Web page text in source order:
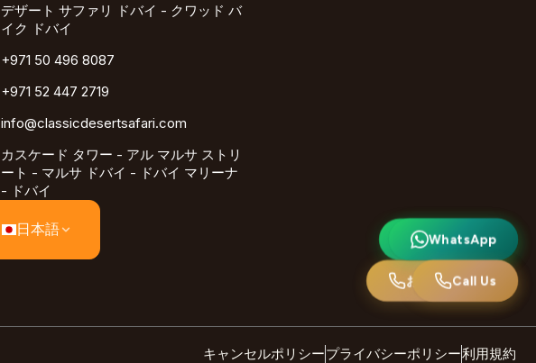
デザート サファリ ドバイ - クワッド バ
イク ドバイ
+971 50 496 8087
+971 52 447 2719
info@classicdesertsafari.com
カスケード タワー - アル マルサ ストリ
ート - マルサ ドバイ - ドバイ マリーナ
- ドバイ
日本語
キャンセルポリシープライバシーポリシー利用規約
ワッツアップ
お電話ください
WhatsApp
Call Us